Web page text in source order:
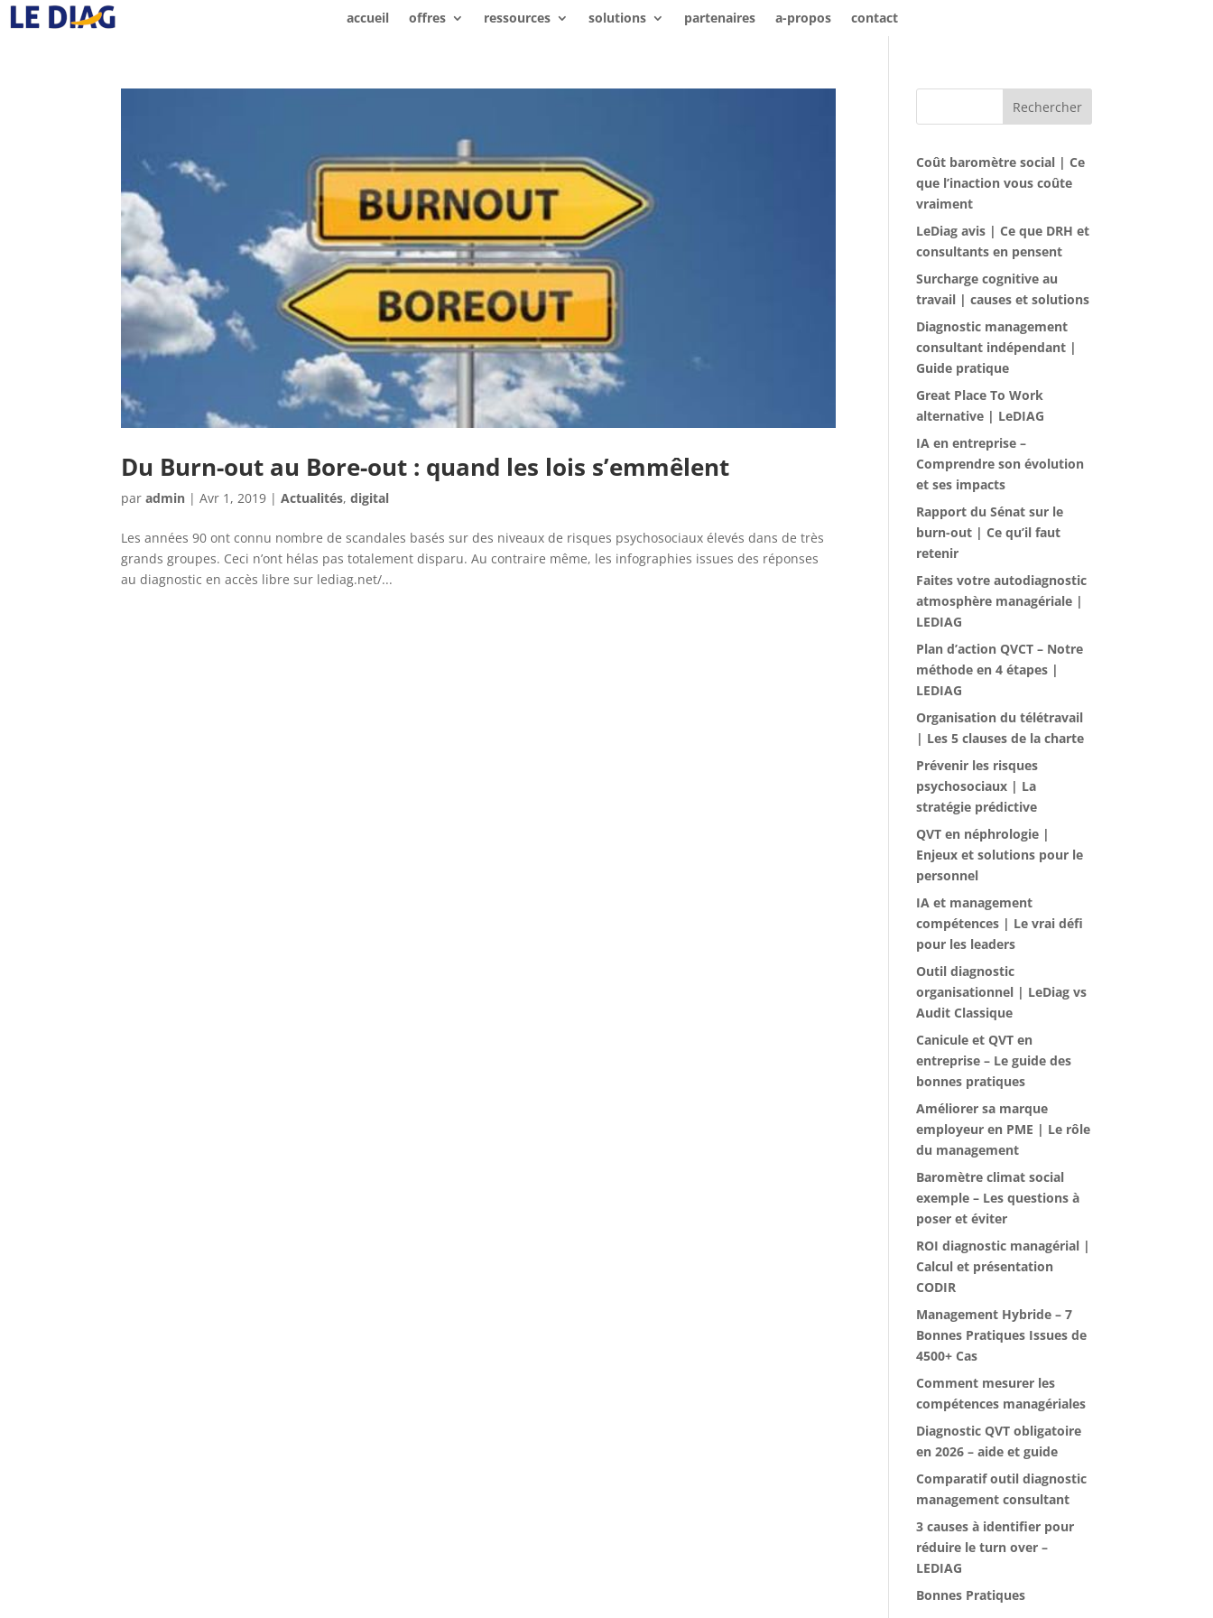
accueil offres ressources solutions partenaires a-propos contact
Du Burn-out au Bore-out : quand les lois s’emmêlent
paradmin |Avr 1, 2019 |Actualités,digital
Les années 90 ont connu nombre de scandales basés sur des niveaux de risques psychosociaux élevés dans de très
grands groupes. Ceci n’ont hélas pas totalement disparu. Au contraire même, les infographies issues des réponses
au diagnostic en accès libre sur lediag.net/...
Rechercher
Coût baromètre social | Ce
que l’inaction vous coûte
vraiment
LeDiag avis | Ce que DRH et
consultants en pensent
Surcharge cognitive au
travail | causes et solutions
Diagnostic management
consultant indépendant |
Guide pratique
Great Place To Work
alternative | LeDIAG
IA en entreprise –
Comprendre son évolution
et ses impacts
Rapport du Sénat sur le
burn-out | Ce qu’il faut
retenir
Faites votre autodiagnostic
atmosphère managériale |
LEDIAG
Plan d’action QVCT – Notre
méthode en 4 étapes |
LEDIAG
Organisation du télétravail
| Les 5 clauses de la charte
Prévenir les risques
psychosociaux | La
stratégie prédictive
QVT en néphrologie |
Enjeux et solutions pour le
personnel
IA et management
compétences | Le vrai défi
pour les leaders
Outil diagnostic
organisationnel | LeDiag vs
Audit Classique
Canicule et QVT en
entreprise – Le guide des
bonnes pratiques
Améliorer sa marque
employeur en PME | Le rôle
du management
Baromètre climat social
exemple – Les questions à
poser et éviter
ROI diagnostic managérial |
Calcul et présentation
CODIR
Management Hybride – 7
Bonnes Pratiques Issues de
4500+ Cas
Comment mesurer les
compétences managériales
Diagnostic QVT obligatoire
en 2026 – aide et guide
Comparatif outil diagnostic
management consultant
3 causes à identifier pour
réduire le turn over –
LEDIAG
Bonnes Pratiques